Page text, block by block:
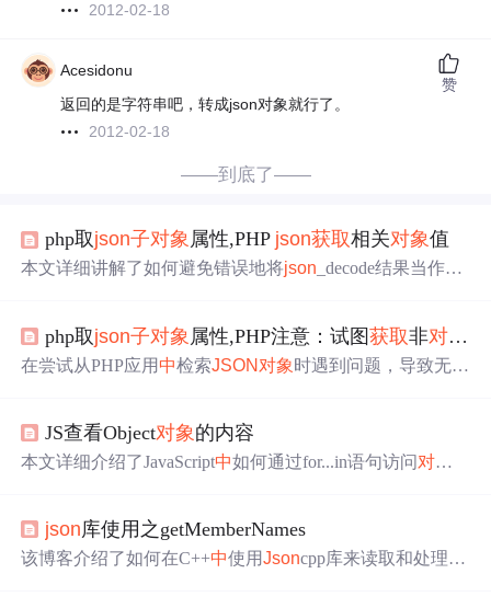
2012-02-18
Acesidonu
返回的是字符串吧，转成json对象就行了。
2012-02-18
赞
——到底了——
php取json子对象属性,PHP json获取相关对象值
本文详细讲解了如何避免错误地将json _decode结果当作数
组和对象的不同访问方式。同时涵盖了不同场景下的实例
演示。
php取json子对象 属性,PHP注意：试图获取非对象
在尝试从PHP应用 中检索JSON 对象时遇到问题，导致无法
错误，提示在使用近似的'SELECT * FROM 'notes' WHERE
id = 6'语句时存在错误。代码段展示了如何根据GET请求处
JS查看Object对象 的内容
本文详细介绍了JavaScript中如何通过for...in语句访问 对象
了如何在不同层次的对象中获取特定属性，并展示了使用f
or循环遍历对象内容的方法。
json库使用之getMemberNames
该博客介绍了如何在C++中使用Jsoncpp库来读取和处理JS